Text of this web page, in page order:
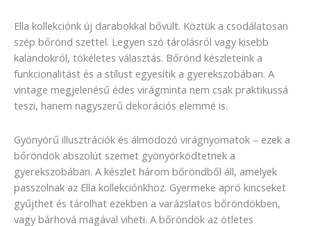
Ella kollekciónk új darabokkal bővült. Köztük a csodálatosan
szép bőrönd szettel. Legyen szó tárolásról vagy kisebb
kalandokról, tökéletes választás. Bőrönd készleteink a
funkcionalitást és a stílust egyesítik a gyerekszobában. A
vintage megjelenésű édes virágminta nem csak praktikussá
teszi, hanem nagyszerű dekorációs elemmé is.
Gyönyörű illusztrációk és álmodozó virágnyomatok – ezek a
bőröndök abszolút szemet gyönyörködtetnek a
gyerekszobában. A készlet három bőröndből áll, amelyek
passzolnak az Ella kollekciónkhoz. Gyermeke apró kincseket
gyűjthet és tárolhat ezekben a varázslatos bőröndökben,
vagy bárhová magával viheti. A bőröndök az ötletes